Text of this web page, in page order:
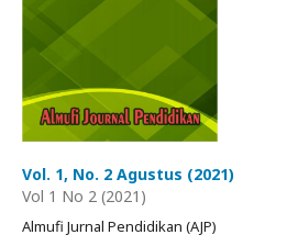
Vol. 1, No. 2 Agustus (2021)
Vol 1 No 2 (2021)
Almufi Jurnal Pendidikan (AJP)